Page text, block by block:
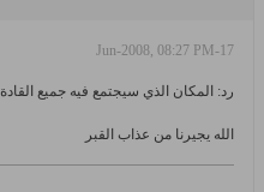
17-Jun-2008, 08:27 PM
رد: المكان الذي سيجتمع فيه جميع
الله يجيرنا من عذاب القبر